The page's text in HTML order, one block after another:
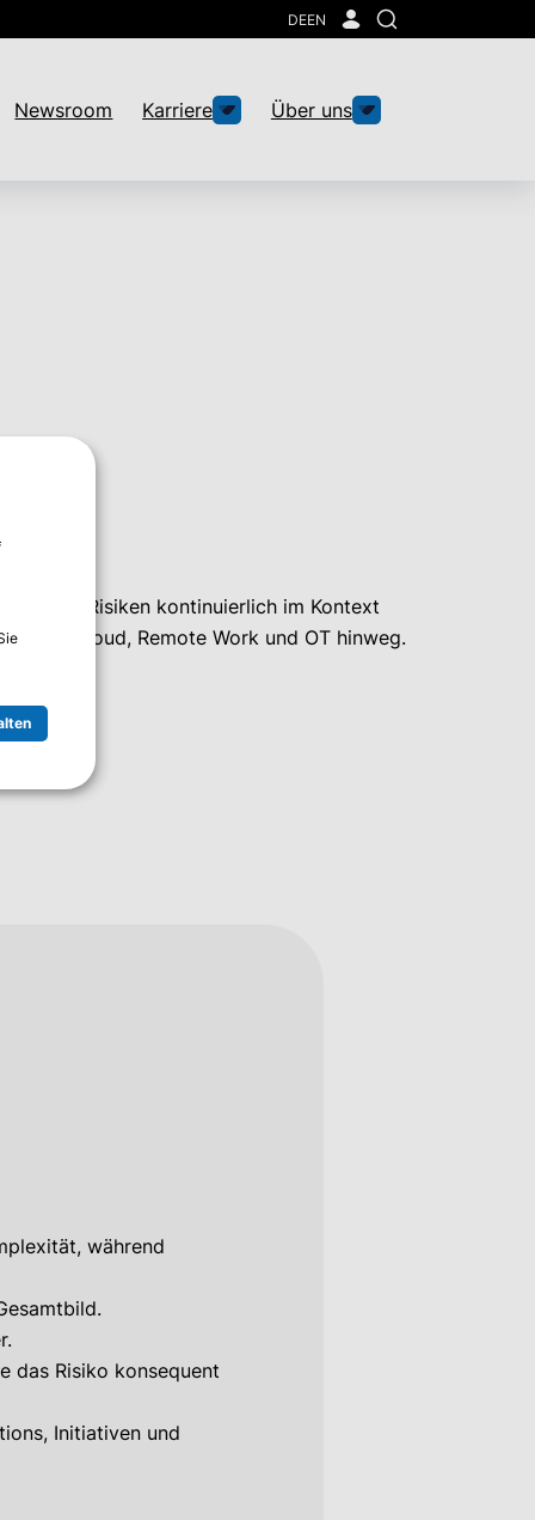
DEEN
Suche
Newsroom Karriere Über uns
Risiken kontinuierlich im Kontext
Cloud, Remote Work und OT hinweg.
während
das Risiko konsequent
Initiativen und